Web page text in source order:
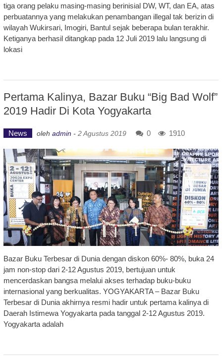
tiga orang pelaku masing-masing berinisial DW, WT, dan EA, atas
perbuatannya yang melakukan penambangan illegal tak berizin di
wilayah Wukirsari, Imogiri, Bantul sejak beberapa bulan terakhir.
Ketiganya berhasil ditangkap pada 12 Juli 2019 lalu langsung di
lokasi
Pertama Kalinya, Bazar Buku “Big Bad Wolf”
2019 Hadir Di Kota Yogyakarta
News oleh admin - 2 Agustus 2019 0 1910
Bazar Buku Terbesar di Dunia dengan diskon 60%- 80%, buka 24
jam non-stop dari 2-12 Agustus 2019, bertujuan untuk
mencerdaskan bangsa melalui akses terhadap buku-buku
internasional yang berkualitas. YOGYAKARTA – Bazar Buku
Terbesar di Dunia akhirnya resmi hadir untuk pertama kalinya di
Daerah Istimewa Yogyakarta pada tanggal 2-12 Agustus 2019.
Yogyakarta adalah